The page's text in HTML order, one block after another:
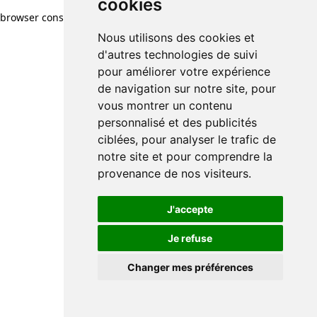
cookies
Nous utilisons des cookies et
d'autres technologies de suivi
pour améliorer votre expérience
de navigation sur notre site, pour
vous montrer un contenu
personnalisé et des publicités
ciblées, pour analyser le trafic de
notre site et pour comprendre la
provenance de nos visiteurs.
J'accepte
Je refuse
Changer mes préférences
browser console for more information)